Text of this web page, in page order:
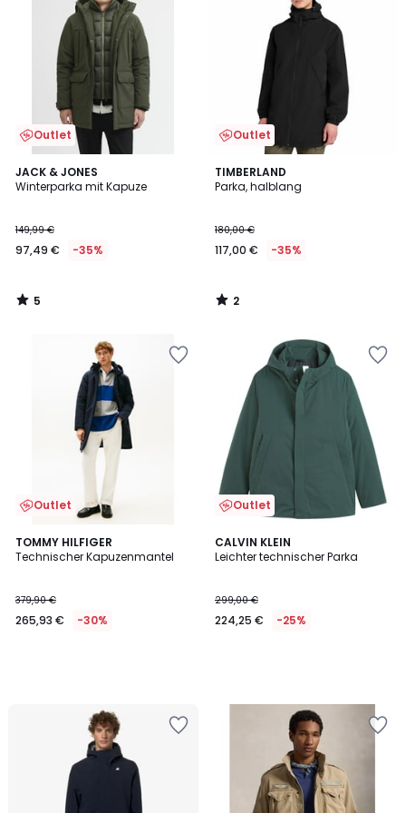
Outlet
JACK & JONES
Winterparka mit Kapuze
149,99 €
97,49 € -35%
5
/
5
/
Outlet
TIMBERLAND
Parka, halblang
180,00 €
117,00 € -35%
2
/
2
/
Outlet
TOMMY HILFIGER
Technischer Kapuzenmantel
379,90 €
265,93 € -30%
Outlet
CALVIN KLEIN
Leichter technischer Parka
299,00 €
224,25 € -25%